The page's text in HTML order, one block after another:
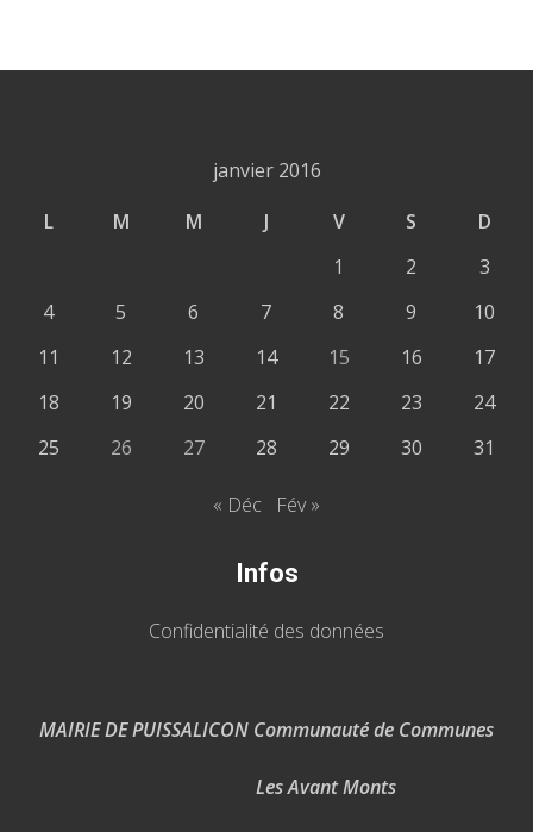
janvier 2016
L
M M J V S
D
1
2
3
4
5 6 7 8 9
10
11
12 13 14 15 16
17
18
19 20 21 22 23
24
25
26 27 28 29 30 31
« Déc Fév »
Infos
Confidentialité des données
MAIRIE DE PUISSALICON Communauté de Communes
Les Avant Monts